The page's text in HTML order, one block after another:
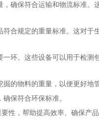
确保符合运输和物流标准。
合规定的重量标准。这对于
环。这些设备可以用于检测
的物料的重量，以便更好地
保符合环保标准。
性，帮助提高效率、确保产